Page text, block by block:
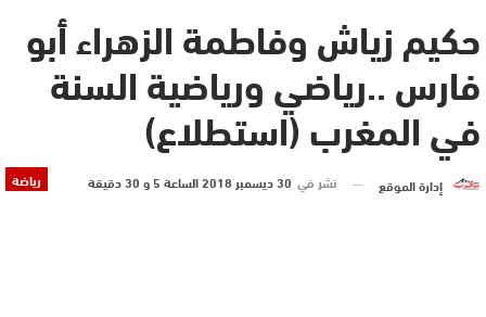
حكيم زياش وفاطمة الزهراء أبو
فارس ..رياضي ورياضية السنة
في المغرب (استطلاع)
رياضة إدارة الموقع نشر في 30 ديسمبر 2018 الساعة 5 و 30 دقيقة